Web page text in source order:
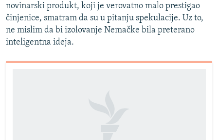
novinarski produkt, koji je verovatno malo prestigao
činjenice, smatram da su u pitanju spekulacije. Uz to,
ne mislim da bi izolovanje Nemačke bila preterano
inteligentna ideja.